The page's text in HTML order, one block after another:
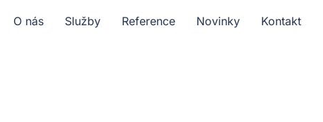
O nás Služby Reference Novinky Kontakt